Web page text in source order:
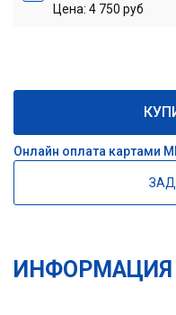
Цена: 4 750 руб
Онлайн оплата картами
ИНФОРМАЦИЯ